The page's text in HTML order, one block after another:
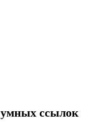
умных ссылок